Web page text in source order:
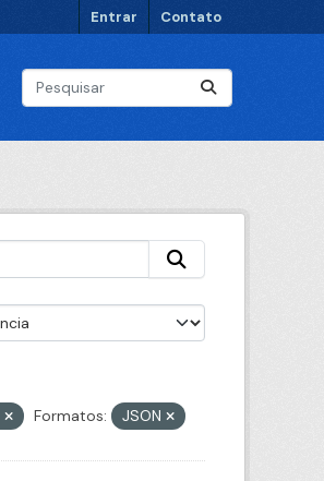
Entrar Contato
Formatos: JSON